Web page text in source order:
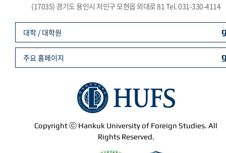
(17035) 경기도 용인시 처인구 모현읍 외대로 81 Tel. 031-330-4114
Copyright ⓒ Hankuk University of Foreign Studies. All
Rights Reserved.
대학 / 대학원
주요 홈페이지